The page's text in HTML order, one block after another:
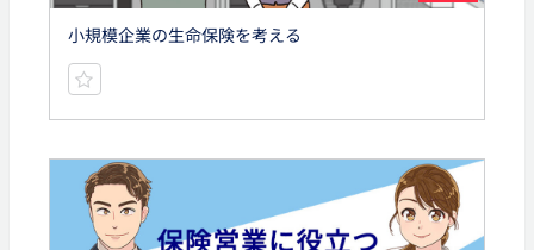
小規模企業の生命保険を考える